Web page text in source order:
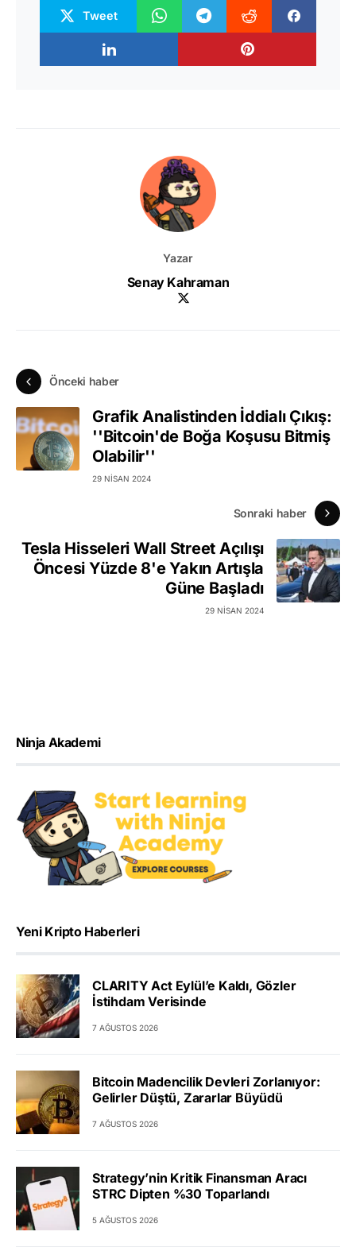
Tweet
Yazar
Senay Kahraman
Önceki haber
Grafik Analistinden İddialı Çıkış:
''Bitcoin'de Boğa Koşusu Bitmiş
Olabilir''
29 NISAN 2024
Sonraki haber
Tesla Hisseleri Wall Street Açılışı
Öncesi Yüzde 8'e Yakın Artışla
Güne Başladı
29 NISAN 2024
Ninja Akademi
Yeni Kripto Haberleri
CLARITY Act Eylül’e Kaldı, Gözler
İstihdam Verisinde
7 AĞUSTOS 2026
Bitcoin Madencilik Devleri Zorlanıyor:
Gelirler Düştü, Zararlar Büyüdü
7 AĞUSTOS 2026
Strategy’nin Kritik Finansman Aracı
STRC Dipten %30 Toparlandı
5 AĞUSTOS 2026